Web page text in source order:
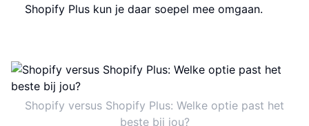
Shopify Plus kun je daar soepel mee omgaan.
Shopify versus Shopify Plus: Welke optie past het
beste bij jou?